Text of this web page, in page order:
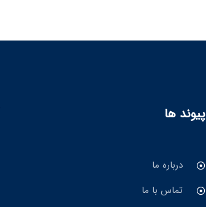
پیوند ها
درباره ما
تماس با ما